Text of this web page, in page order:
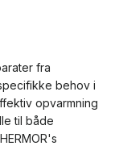
fra
behov i
opvarmning
til både